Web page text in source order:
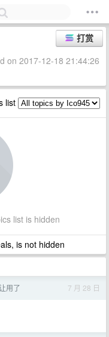
打赏
on 2017-12-18 21:44:26
list
list is hidden
is not hidden
用了 7 月 28 日